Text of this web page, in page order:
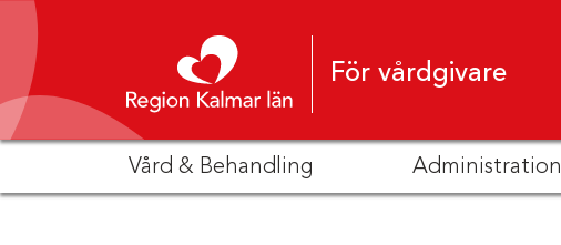
Hoppa till innehåll
För vårdgivare
Vård & Behandling Administration